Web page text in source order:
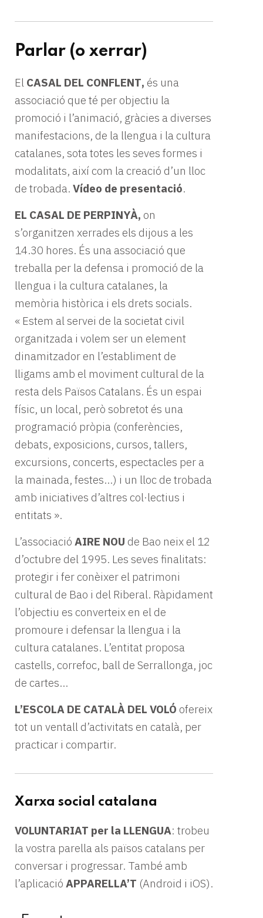
Parlar (o xerrar)
El CASAL DEL CONFLENT, és una
associació que té per objectiu la
promoció i l’animació, gràcies a diverses
manifestacions, de la llengua i la cultura
catalanes, sota totes les seves formes i
modalitats, així com la creació d’un lloc
de trobada. Vídeo de presentació.
EL CASAL DE PERPINYÀ, on
s’organitzen xerrades els dijous a les
14.30 hores. És una associació que
treballa per la defensa i promoció de la
llengua i la cultura catalanes, la
memòria històrica i els drets socials.
« Estem al servei de la societat civil
organitzada i volem ser un element
dinamitzador en l’establiment de
lligams amb el moviment cultural de la
resta dels Països Catalans. És un espai
físic, un local, però sobretot és una
programació pròpia (conferències,
debats, exposicions, cursos, tallers,
excursions, concerts, espectacles per a
la mainada, festes…) i un lloc de trobada
amb iniciatives d’altres col·lectius i
entitats ».
L’associació AIRE NOU de Bao neix el 12
d’octubre del 1995. Les seves finalitats:
protegir i fer conèixer el patrimoni
cultural de Bao i del Riberal. Ràpidament
l’objectiu es converteix en el de
promoure i defensar la llengua i la
cultura catalanes. L’entitat proposa
castells, correfoc, ball de Serrallonga, joc
de cartes…
L’ESCOLA DE CATALÀ DEL VOLÓ ofereix
tot un ventall d’activitats en català, per
practicar i compartir.
Xarxa social catalana
VOLUNTARIAT per la LLENGUA: trobeu
la vostra parella als països catalans per
conversar i progressar. També amb
l’aplicació APPARELLA’T (Android i iOS).